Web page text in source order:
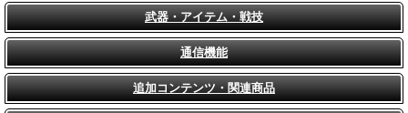
武器・アイテム・戦技
通信機能
追加コンテンツ・関連商品